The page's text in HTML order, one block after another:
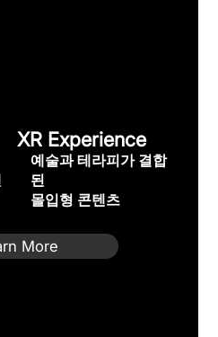
XR Experience
예술과 테라피가 결합
된
몰입형 콘텐츠
More